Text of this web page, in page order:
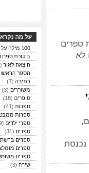
ספרים
לא
נכנסת
על מה נקרא
100 מילה על ספרים
ביקורת
הוצאה לאור (6)
הספר
כתיבה (7)
משוררים (3)
סופרים (18)
ספרות (41)
ספרות
ספרי ילדים (9)
ספרים (31)
ספרים ברשת
ספרים
ספרים
שירה (3)